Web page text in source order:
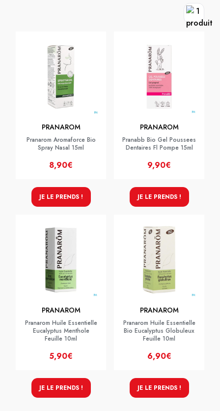
PRANAROM
Pranarom Aromaforce Bio
Spray Nasal 15ml
8,90€
JE LE PRENDS !
PRANAROM
Pranabb Bio Gel Poussees
Dentaires Fl Pompe 15ml
9,90€
JE LE PRENDS !
PRANAROM
Pranarom Huile Essentielle
Eucalyptus Menthole
Feuille 10ml
5,90€
JE LE PRENDS !
PRANAROM
Pranarom Huile Essentielle
Bio Eucalyptus Globuleux
Feuille 10ml
6,90€
JE LE PRENDS !